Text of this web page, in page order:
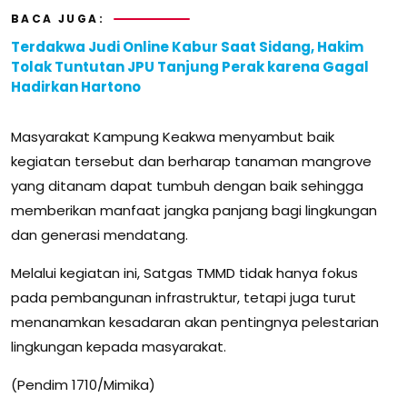
BACA JUGA:
Terdakwa Judi Online Kabur Saat Sidang, Hakim
Tolak Tuntutan JPU Tanjung Perak karena Gagal
Hadirkan Hartono
Masyarakat Kampung Keakwa menyambut baik
kegiatan tersebut dan berharap tanaman mangrove
yang ditanam dapat tumbuh dengan baik sehingga
memberikan manfaat jangka panjang bagi lingkungan
dan generasi mendatang.
Melalui kegiatan ini, Satgas TMMD tidak hanya fokus
pada pembangunan infrastruktur, tetapi juga turut
menanamkan kesadaran akan pentingnya pelestarian
lingkungan kepada masyarakat.
(Pendim 1710/Mimika)